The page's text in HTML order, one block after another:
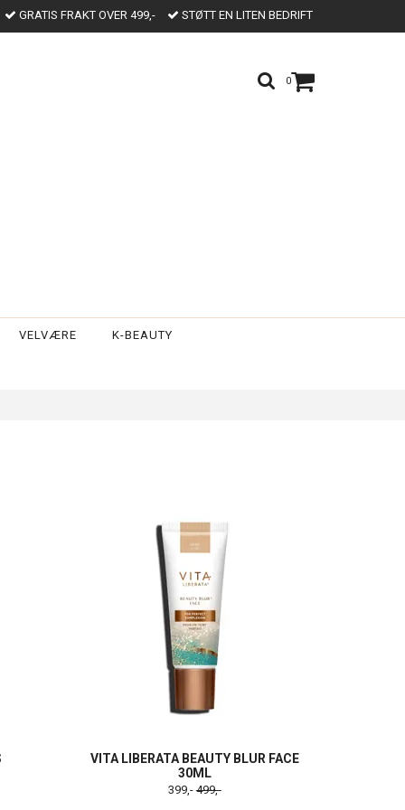
GRATIS FRAKT OVER 499,- STØTT EN LITEN BEDRIFT
0
VELVÆRE K-BEAUTY
VITA LIBERATA BEAUTY BLUR FACE
30ML
399,-499,-